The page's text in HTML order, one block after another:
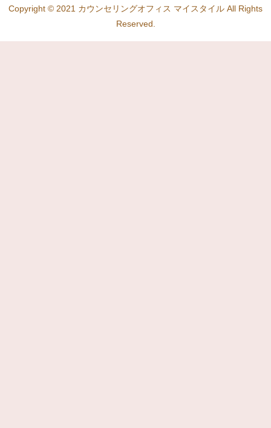
Copyright © 2021 カウンセリングオフィス マイスタイル All Rights
Reserved.